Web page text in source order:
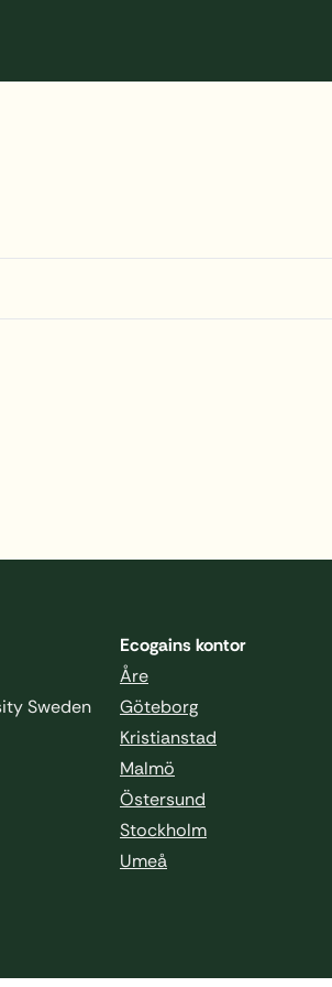
Sweden
Ecogains kontor
Åre
Göteborg
Kristianstad
Malmö
Östersund
Stockholm
Umeå